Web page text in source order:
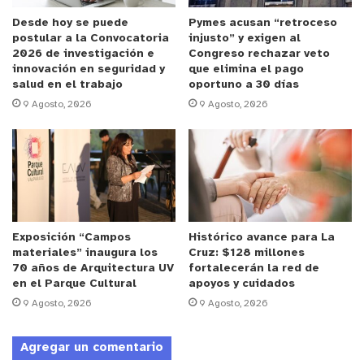
y tú, ¿qué opinas?
Desde hoy se puede
postular a la Convocatoria
2026 de investigación e
innovación en seguridad y
salud en el trabajo
9 Agosto, 2026
Pymes acusan “retroceso
injusto” y exigen al
Congreso rechazar veto
que elimina el pago
oportuno a 30 días
9 Agosto, 2026
Exposición “Campos
materiales” inaugura los
70 años de Arquitectura UV
en el Parque Cultural
9 Agosto, 2026
Histórico avance para La
Cruz: $128 millones
fortalecerán la red de
apoyos y cuidados
9 Agosto, 2026
Agregar un comentario